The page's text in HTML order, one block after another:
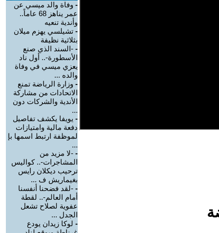
- وفاة والد ميسي عن
عمر يناهز 68 عاماً..
وأندية تنعيه
- تشيلسي يهزم ميلان
بثلاثية نظيفة
- -السند الذي صنع
الأسطورة-.. أول ناد
يعزي ميسي في وفاة
والده ...
- وزارة الرياضة تمنع
الاتحادات من مشاركة
الأندية والشركات دون
...
- يويفا يكشف تفاصيل
دفعة مالية وامتيازات
لموظفة ارتبط اسمها بإ
...
- -لا مزيد من
المشاجرات-.. كواليس
ترحيب ديكلان رايس
بغيماريش ف ...
- -لقد فضحنا أنفسنا
أمام العالم-.. لقطة
عفوية لصلاح تشعل
الجدل ...
- لوكا زيدان يودع